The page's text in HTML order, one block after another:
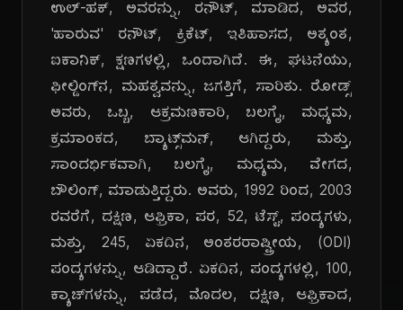
ಉಲ್-ಹಕ್, ಅವರನ್ನು, ರನೌಟ್, ಮಾಡಿದ, ಅವರ,
'ಹಾರುವ' ರನೌಟ್, ಕ್ರಿಕೆಟ್, ಇತಿಹಾಸದ, ಅತ್ಯಂತ,
ಐಕಾನಿಕ್, ಕ್ಷಣಗಳಲ್ಲಿ, ಒಂದಾಗಿದೆ. ಈ, ಘಟನೆಯು,
ಫೀಲ್ಡಿಂಗ್‌ನ, ಮಹತ್ವವನ್ನು, ಜಗತ್ತಿಗೆ, ಸಾರಿತು. ರೋಡ್ಸ್
ಅವರು, ಒಬ್ಬ, ಆಕ್ರಮಣಕಾರಿ, ಬಲಗೈ, ಮಧ್ಯಮ,
ಕ್ರಮಾಂಕದ, ಬ್ಯಾಟ್ಸ್‌ಮನ್, ಆಗಿದ್ದರು, ಮತ್ತು,
ಸಾಂದರ್ಭಿಕವಾಗಿ, ಬಲಗೈ, ಮಧ್ಯಮ, ವೇಗದ,
ಬೌಲಿಂಗ್, ಮಾಡುತ್ತಿದ್ದರು. ಅವರು, 1992 ರಿಂದ, 2003
ರವರೆಗೆ, ದಕ್ಷಿಣ, ಆಫ್ರಿಕಾ, ಪರ, 52, ಟೆಸ್ಟ್, ಪಂದ್ಯಗಳು,
ಮತ್ತು, 245, ಏಕದಿನ, ಅಂತರರಾಷ್ಟ್ರೀಯ, (ODI)
ಪಂದ್ಯಗಳನ್ನು, ಆಡಿದ್ದಾರೆ. ಏಕದಿನ, ಪಂದ್ಯಗಳಲ್ಲಿ, 100,
ಕ್ಯಾಚ್‌ಗಳನ್ನು, ಪಡೆದ, ಮೊದಲ, ದಕ್ಷಿಣ, ಆಫ್ರಿಕಾದ,